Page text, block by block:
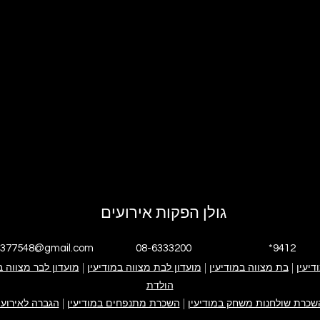
גולן הפקות אירועים
08-6333200 *9412
אנחנו גולן הפקות אירועים אירוע בת מצווה אירוע בר מצווה ימי
קייטנה במודיעין
|בת מצווה במודיעין מועדון לבת מצווה במודיעין מועדון לבר מצווה
הולדת
שולחנות משחק במודיעין השכרת מתנפחים במודיעין הגברה